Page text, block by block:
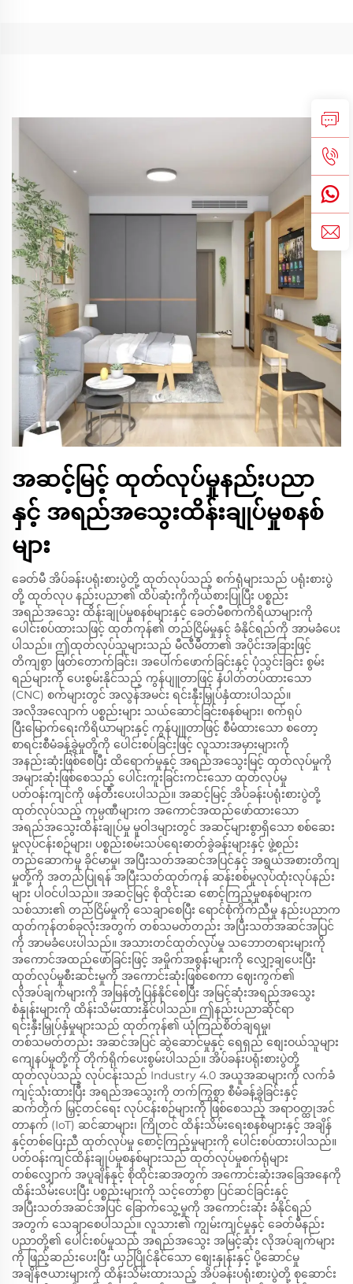
အဆင့်မြင့် ထုတ်လုပ်မှုနည်းပညာ
နှင့် အရည်အသွေးထိန်းချုပ်မှုစနစ်
များ
ခေတ်မီ အိပ်ခန်းပရုံးစားပွဲတို့ ထုတ်လုပ်သည့် စက်ရုံများသည် ပရုံးစားပွဲ
တို့ ထုတ်လုပ နည်းပညာ၏ ထိပ်ဆုံးကိုကိုယ်စားပြုပြီး ပစ္စည်း
အရည်အသွေး ထိန်းချုပ်မှုစနစ်များနှင့် ခေတ်မီစက်ကိရိယာများကို
ပေါင်းစပ်ထားသဖြင့် ထုတ်ကုန်၏ တည်ငြိမ်မှုနှင့် ခံနိုင်ရည်ကို အာမခံပေး
ပါသည်။ ဤထုတ်လုပ်သူများသည် မီလီမီတာ၏ အပိုင်းအခြားဖြင့်
တိကျစွာ ဖြတ်တောက်ခြင်း၊ အပေါက်ဖောက်ခြင်းနှင့် ပုံသွင်းခြင်း စွမ်း
ရည်များကို ပေးစွမ်းနိုင်သည့် ကွန်ပျူတာဖြင့် နံပါတ်တပ်ထားသော
(CNC) စက်များတွင် အလွန်အမင်း ရင်းနှီးမြှုပ်နှံထားပါသည်။
အလိုအလျောက် ပစ္စည်းများ သယ်ဆောင်ခြင်းစနစ်များ၊ စက်ရုပ်
ပြီးမြောက်ရေးကိရိယာများနှင့် ကွန်ပျူတာဖြင့် စီမံထားသော စတော့
စာရင်းစီမံခန့်ခွဲမှုတို့ကို ပေါင်းစပ်ခြင်းဖြင့် လူသားအမှားများကို
အနည်းဆုံးဖြစ်စေပြီး ထိရောက်မှုနှင့် အရည်အသွေးမြင့် ထုတ်လုပ်မှုကို
အများဆုံးဖြစ်စေသည့် ပေါင်းကူးခြင်းကင်းသော ထုတ်လုပ်မှု
ပတ်ဝန်းကျင်ကို ဖန်တီးပေးပါသည်။ အဆင့်မြင့် အိပ်ခန်းပရုံးစားပွဲတို့
ထုတ်လုပ်သည့် ကုမ္ပဏီများက အကောင်အထည်ဖော်ထားသော
အရည်အသွေးထိန်းချုပ်မှု မူဝါဒများတွင် အဆင့်များစွာရှိသော စစ်ဆေး
မှုလုပ်ငန်းစဉ်များ၊ ပစ္စည်းစမ်းသပ်ရေးဓာတ်ခွဲခန်းများနှင့် ဖွဲ့စည်း
တည်ဆောက်မှု ခိုင်မာမှု၊ အပြီးသတ်အဆင်အပြင်နှင့် အရွယ်အစားတိကျ
မှုတို့ကို အတည်ပြုရန် အပြီးသတ်ထုတ်ကုန် ဆန်းစစ်မှုလုပ်ထုံးလုပ်နည်း
များ ပါဝင်ပါသည်။ အဆင့်မြင့် စိုထိုင်းဆ စောင့်ကြည့်မှုစနစ်များက
သစ်သား၏ တည်ငြိမ်မှုကို သေချာစေပြီး ရောင်စုံကိုက်ညီမှု နည်းပညာက
ထုတ်ကုန်တစ်ခုလုံးအတွက် တစ်သမတ်တည်း အပြီးသတ်အဆင်အပြင်
ကို အာမခံပေးပါသည်။ အသားတင်ထုတ်လုပ်မှု သဘောတရားများကို
အကောင်အထည်ဖော်ခြင်းဖြင့် အမှိုက်အစွန်းများကို လျှော့ချပေးပြီး
ထုတ်လုပ်မှုစီးဆင်းမှုကို အကောင်းဆုံးဖြစ်စေကာ ဈေးကွက်၏
လိုအပ်ချက်များကို အမြန်တုံ့ပြန်နိုင်စေပြီး အမြင့်ဆုံးအရည်အသွေး
စံနှုန်းများကို ထိန်းသိမ်းထားနိုင်ပါသည်။ ဤနည်းပညာဆိုင်ရာ
ရင်းနှီးမြှုပ်နှံမှုများသည် ထုတ်ကုန်၏ ယုံကြည်စိတ်ချရမှု၊
တစ်သမတ်တည်း အဆင်အပြင် ဆွဲဆောင်မှုနှင့် ရေရှည် စျေးဝယ်သူများ
ကျေနပ်မှုတို့ကို တိုက်ရိုက်ပေးစွမ်းပါသည်။ အိပ်ခန်းပရုံးစားပွဲတို့
ထုတ်လုပ်သည့် လုပ်ငန်းသည် Industry 4.0 အယူအဆများကို လက်ခံ
ကျင့်သုံးထားပြီး အရည်အသွေးကို တက်ကြွစွာ စီမံခန့်ခွဲခြင်းနှင့်
ဆက်တိုက် မြှင့်တင်ရေး လုပ်ငန်းစဉ်များကို ဖြစ်စေသည့် အရာဝတ္ထုအင်
တာနက် (IoT) ဆင်ဆာများ၊ ကြိုတင် ထိန်းသိမ်းရေးစနစ်များနှင့် အချိန်
နှင့်တစ်ပြေးညီ ထုတ်လုပ်မှု စောင့်ကြည့်မှုများကို ပေါင်းစပ်ထားပါသည်။
ပတ်ဝန်းကျင်ထိန်းချုပ်မှုစနစ်များသည် ထုတ်လုပ်မှုစက်ရုံများ
တစ်လျှောက် အပူချိန်နှင့် စိုထိုင်းဆအတွက် အကောင်းဆုံးအခြေအနေကို
ထိန်းသိမ်းပေးပြီး ပစ္စည်းများကို သင့်တော်စွာ ပြင်ဆင်ခြင်းနှင့်
အပြီးသတ်အဆင်အပြင် ခြောက်သွေ့မှုကို အကောင်းဆုံး ခံနိုင်ရည်
အတွက် သေချာစေပါသည်။ လူသား၏ ကျွမ်းကျင်မှုနှင့် ခေတ်မီနည်း
ပညာတို့၏ ပေါင်းစပ်မှုသည် အရည်အသွေး အမြင့်ဆုံး လိုအပ်ချက်များ
ကို ဖြည့်ဆည်းပေးပြီး ယှဉ်ပြိုင်နိုင်သော စျေးနှုန်းနှင့် ပို့ဆောင်မှု
အချိန်ဇယားများကို ထိန်းသိမ်းထားသည့် အိပ်ခန်းပရုံးစားပွဲတို့ စုဆောင်း